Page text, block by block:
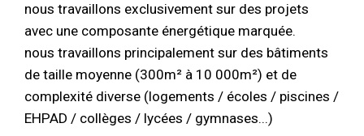
nous travaillons exclusivement sur des projets
avec une composante énergétique marquée.
nous travaillons principalement sur des bâtiments
de taille moyenne (300m² à 10 000m²) et de
complexité diverse (logements / écoles / piscines /
EHPAD / collèges / lycées / gymnases...)